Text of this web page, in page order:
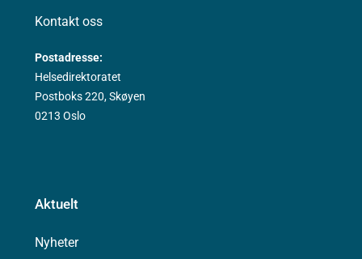
Kontakt oss
Postadresse:
Helsedirektoratet
Postboks 220, Skøyen
0213 Oslo
Aktuelt
Nyheter